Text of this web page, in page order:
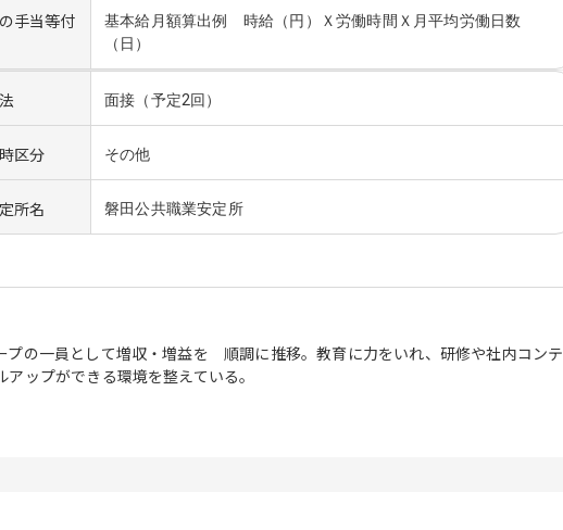
手当等付
基本給月額算出例 時給（円）Ｘ労働時間Ｘ月平均労働日数
（日）
面接（予定2回）
区分 その他
所名 磐田公共職業安定所
プの一員として増収・増益を 順調に推移。教育に力をいれ、研修や社内コンテ
ップができる環境を整えている。